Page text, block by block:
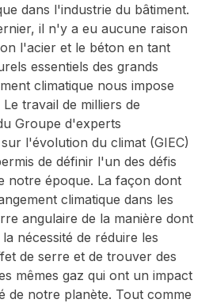
dans l'industrie du bâtiment.
il n'y a eu aucune raison
l'acier et le béton en tant
essentiels des grands
climatique nous impose
travail de milliers de
Groupe d'experts
l'évolution du climat (GIEC)
de définir l'un des défis
notre époque. La façon dont
climatique dans les
angulaire de la manière dont
nécessité de réduire les
de serre et de trouver des
mêmes gaz qui ont un impact
de notre planète. Tout comme